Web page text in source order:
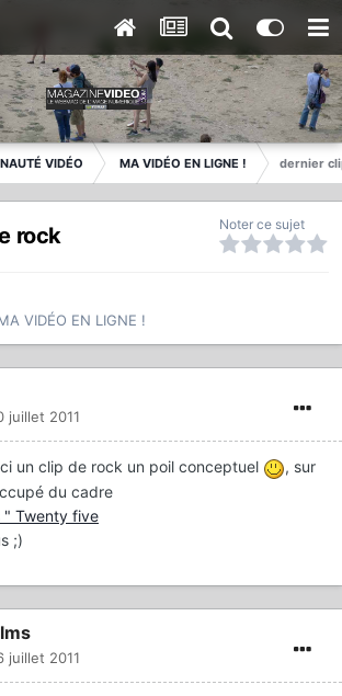
VIDÉO MA VIDÉO EN LIGNE ! dernier
rock Noter ce sujet
VIDÉO EN LIGNE !
juillet 2011
un clip de rock un poil conceptuel
, sur
du cadre
" Twenty five
;)
juillet 2011